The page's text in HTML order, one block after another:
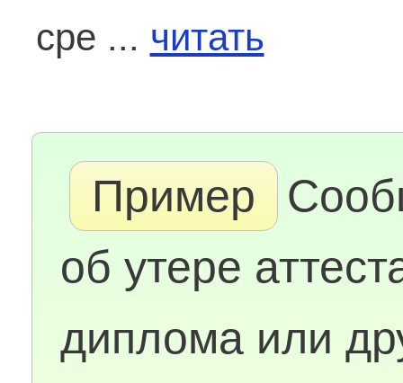
сре ... читать
Пример
об утере
диплома или